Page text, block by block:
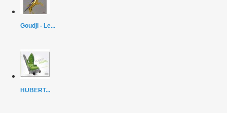
Goudji - Le...
HUBERT...